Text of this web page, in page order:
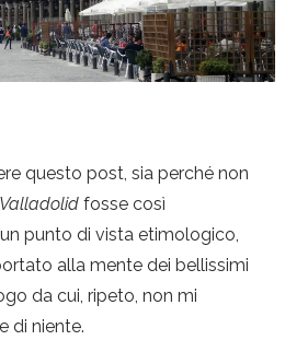
questo post, sia perché non
Valladolid fosse così
punto di vista etimologico,
alla mente dei bellissimi
da cui, ripeto, non mi
di niente.